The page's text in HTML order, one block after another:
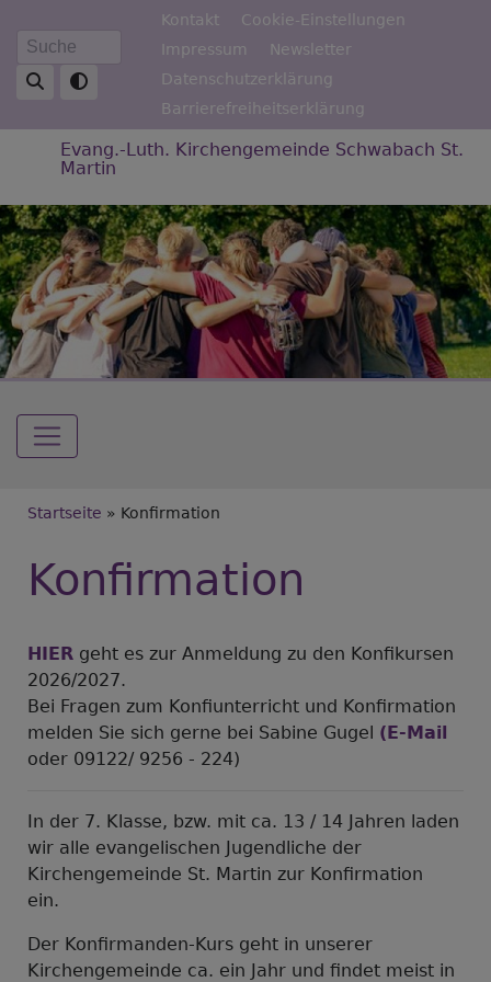
zum
Inhalt
Suche
Fußbereichsmenü
Kontakt
Cookie-Einstellungen
Impressum
Newsletter
Datenschutzerklärung
Barrierefreiheitserklärung
Evang.-Luth. Kirchengemeinde Schwabach St.
Martin
Hauptnavigation
Breadcrumb
Startseite Konfirmation
Konfirmation
HIER geht es zur Anmeldung zu den Konfikursen
2026/2027.
Bei Fragen zum Konfiunterricht und Konfirmation
melden Sie sich gerne bei Sabine Gugel (E-Mail
oder 09122/ 9256 - 224)
In der 7. Klasse, bzw. mit ca. 13 / 14 Jahren laden
wir alle evangelischen Jugendliche der
Kirchengemeinde St. Martin zur Konfirmation
ein.
Der Konfirmanden-Kurs geht in unserer
Kirchengemeinde ca. ein Jahr und findet meist in